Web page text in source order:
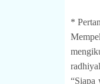
*
“Siapa